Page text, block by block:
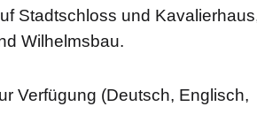
Stadtschloss und
Wilhelmsbau.
Verfügung (Deutsch, Englisch,